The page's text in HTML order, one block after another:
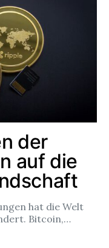
der
auf die
hat die Welt
Bitcoin,…